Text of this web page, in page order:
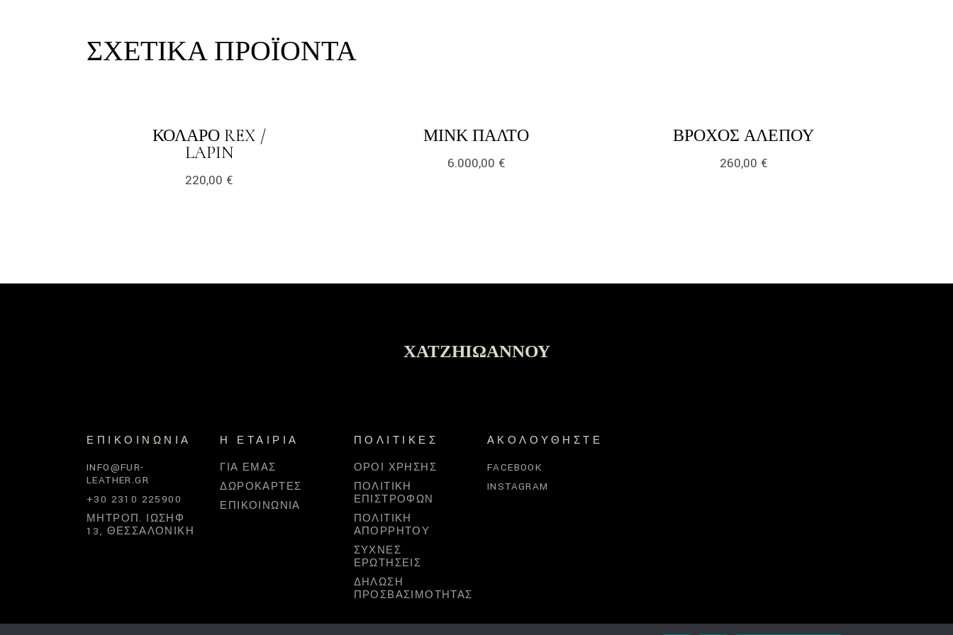
ΣΧΕΤΙΚΆ ΠΡΟΪΌΝΤΑ
ΚΟΛΆΡΟ REX /
LAPINLINK
220,00 €
ΜΙΝΚ ΠΑΛΤΌLINK
6.000,00 €
ΒΡΌΧΟΣ ΑΛΕΠΟΎLINK
260,00 €
ΧΑΤΖΗΙΩΆΝΝΟΥ
ΕΠΙΚΟΙΝΩΝΊΑ
INFO@FUR-
LEATHER.GR
+30 2310 225900
ΜΗΤΡΟΠ. ΙΩΣΉΦ
13, ΘΕΣΣΑΛΟΝΊΚΗ
Η ΕΤΑΙΡΊΑ
ΓΙΑ ΕΜΆΣ
ΔΩΡΟΚΆΡΤΕΣ
ΕΠΙΚΟΙΝΩΝΊΑ
ΠΟΛΙΤΙΚΈΣ
ΌΡΟΙ ΧΡΉΣΗΣ
ΠΟΛΙΤΙΚΉ
ΕΠΙΣΤΡΟΦΏΝ
ΠΟΛΙΤΙΚΉ
ΑΠΟΡΡΉΤΟΥ
ΣΥΧΝΈΣ
ΕΡΩΤΉΣΕΙΣ
ΔΉΛΩΣΗ
ΠΡΟΣΒΑΣΙΜΌΤΗΤΑΣ
ΑΚΟΛΟΥΘΉΣΤΕ
FACEBOOK
INSTAGRAM